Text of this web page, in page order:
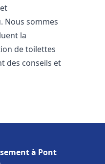
Nous sommes
la
de toilettes
des conseils et
à Pont